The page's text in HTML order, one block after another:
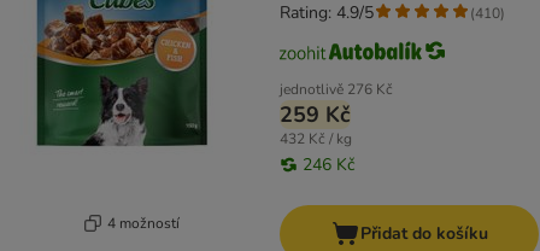
4 možností
jednotlivě 276 Kč
259 Kč
432 Kč / kg
246 Kč
Rating: 4.9/5 (410)
Přidat do košíku